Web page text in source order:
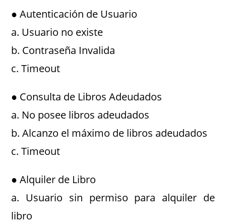
● Autenticación de Usuario
a. Usuario no existe
b. Contraseña Invalida
c. Timeout
● Consulta de Libros Adeudados
a. No posee libros adeudados
b. Alcanzo el máximo de libros adeudados
c. Timeout
● Alquiler de Libro
a. Usuario sin permiso para alquiler de
libro